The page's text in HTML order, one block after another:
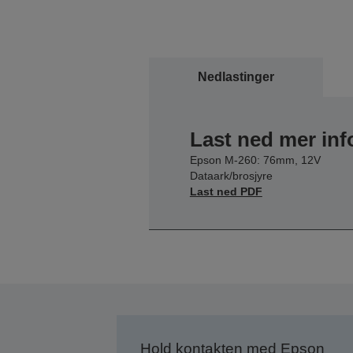
Nedlastinger
Last ned mer
Epson M-260: 76mm, 12V
Dataark/brosjyre
Last ned PDF
Hold kontakten med Epson